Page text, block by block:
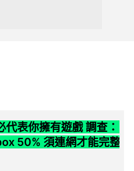
代表你擁有遊戲 調查：
50% 須連網才能完整